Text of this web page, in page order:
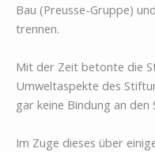
Bau (Preusse-Gruppe)
trennen.
Mit der Zeit betonte die
Umweltaspekte des
gar keine Bindung an
Im Zuge dieses über